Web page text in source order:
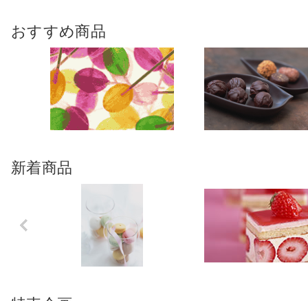
おすすめ商品
新着商品
Previo
us